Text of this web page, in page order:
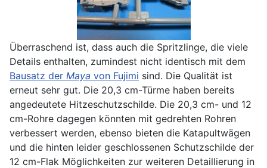
Überraschend ist, dass auch die Spritzlinge, die viele
Details enthalten, zumindest nicht identisch mit dem
Bausatz der Maya von Fujimi sind. Die Qualität ist
erneut sehr gut. Die 20,3 cm-Türme haben bereits
angedeutete Hitzeschutzschilde. Die 20,3 cm- und 12
cm-Rohre dagegen könnten mit gedrehten Rohren
verbessert werden, ebenso bieten die Katapultwägen
und die hinten leider geschlossenen Schutzschilde der
12 cm-Flak Möglichkeiten zur weiteren Detaillierung in